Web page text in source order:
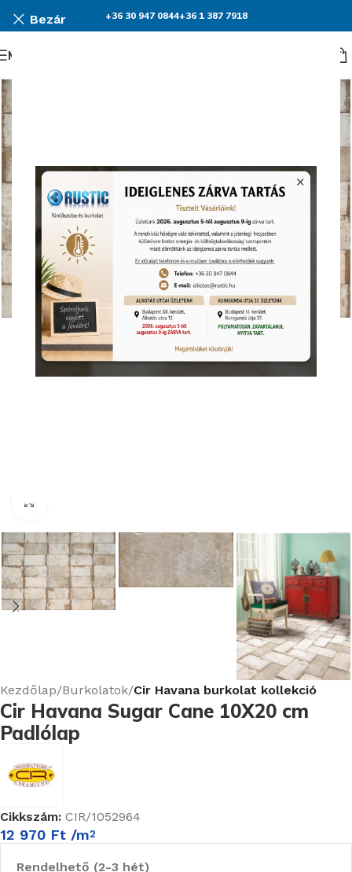
Bezár +36 30 947 0844+36 1 387 7918
Menü
Kezdőlap Burkolatok Cir Havana burkolat kollekció
Cir Havana Sugar Cane 10X20 cm
Padlólap
Cikkszám: CIR/1052964
12 970 Ft /m2
Rendelhető (2-3 hét)